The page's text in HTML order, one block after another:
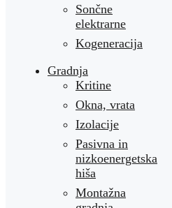
Sončne
elektrarne
Kogeneracija
Gradnja
Kritine
Okna, vrata
Izolacije
Pasivna in
nizkoenergetska
hiša
Montažna